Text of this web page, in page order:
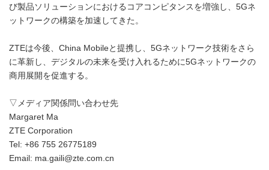
び製品ソリューションにおけるコアコンピタンスを増強し、5Gネ
ットワ​​ークの構築を加速してきた。
ZTEは今後、China Mobileと提携し、5Gネットワ​​ーク技術をさら
に革新し、デジタルの未来を受け入れるために5Gネットワ​​ークの
商用展開を促進する。
▽メディア関係問い合わせ先
Margaret Ma
ZTE Corporation
Tel: +86 755 26775189
Email: ma.gaili@zte.com.cn